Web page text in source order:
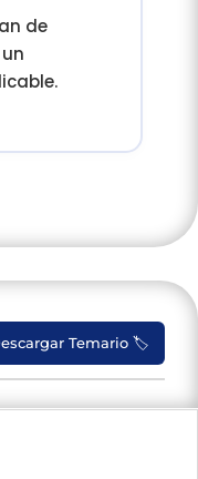
de
Temario 🏷️